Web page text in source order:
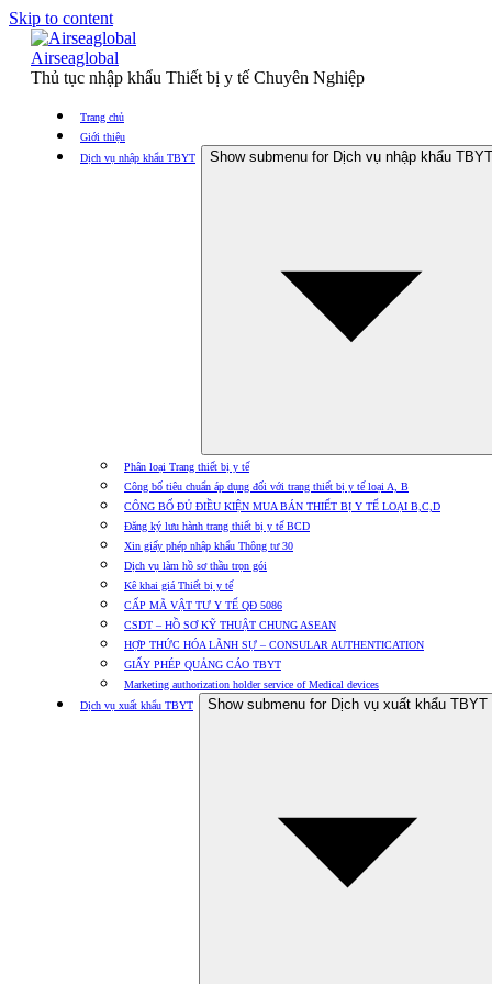
Skip to content
Airseaglobal
Thủ tục nhập khẩu Thiết bị y tế Chuyên Nghiệp
Trang chủ
Giới thiệu
Dịch vụ nhập khẩu TBYT
Show submenu for Dịch vụ nhập khẩu TBYT
Phân loại Trang thiết bị y tế
Công bố tiêu chuẩn áp dụng đối với trang thiết bị y tế loại A, B
CÔNG BỐ ĐỦ ĐIỀU KIỆN MUA BÁN THIẾT BỊ Y TẾ LOẠI B,C,D
Đăng ký lưu hành trang thiết bị y tế BCD
Xin giấy phép nhập khẩu Thông tư 30
Dịch vụ làm hồ sơ thầu trọn gói
Kê khai giá Thiết bị y tế
CẤP MÃ VẬT TƯ Y TẾ QĐ 5086
CSDT – HỒ SƠ KỸ THUẬT CHUNG ASEAN
HỢP THỨC HÓA LÃNH SỰ – CONSULAR AUTHENTICATION
GIẤY PHÉP QUẢNG CÁO TBYT
Marketing authorization holder service of Medical devices
Dịch vụ xuất khẩu TBYT
Show submenu for Dịch vụ xuất khẩu TBYT